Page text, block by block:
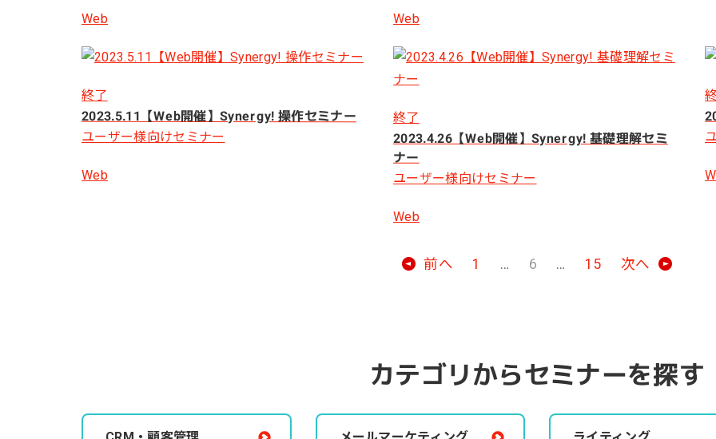
Web Web
終了
2023.5.11【Web開催】Synergy! 操作セミナー
ユーザー様向けセミナー
Web
終了
2023.4.26【Web開催】Synergy! 基礎理解セミ
ナー
ユーザー様向けセミナー
Web
前へ 1 … 6 … 15 次へ
カテゴリからセミナーを探す